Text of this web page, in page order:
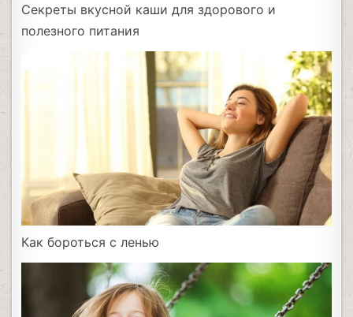
Секреты вкусной каши для здорового и
полезного питания
Как бороться с ленью